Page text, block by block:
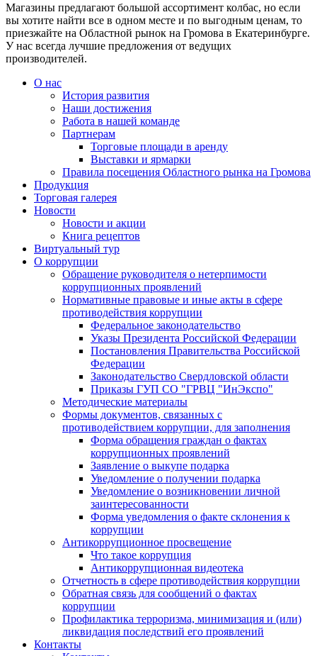
Магазины предлагают большой ассортимент колбас, но если
вы хотите найти все в одном месте и по выгодным ценам, то
приезжайте на Областной рынок на Громова в Екатеринбурге.
У нас всегда лучшие предложения от ведущих
производителей.
О нас
История развития
Наши достижения
Работа в нашей команде
Партнерам
Торговые площади в аренду
Выставки и ярмарки
Правила посещения Областного рынка на Громова
Продукция
Торговая галерея
Новости
Новости и акции
Книга рецептов
Виртуальный тур
О коррупции
Обращение руководителя о нетерпимости
коррупционных проявлений
Нормативные правовые и иные акты в сфере
противодействия коррупции
Федеральное законодательство
Указы Президента Российской Федерации
Постановления Правительства Российской
Федерации
Законодательство Свердловской области
Приказы ГУП СО "ГРВЦ "ИнЭкспо"
Методические материалы
Формы документов, связанных с
противодействием коррупции, для заполнения
Форма обращения граждан о фактах
коррупционных проявлений
Заявление о выкупе подарка
Уведомление о получении подарка
Уведомление о возникновении личной
заинтересованности
Форма уведомления о факте склонения к
коррупции
Антикоррупционное просвещение
Что такое коррупция
Антикоррупционная видеотека
Отчетность в сфере противодействия коррупции
Обратная связь для сообщений о фактах
коррупции
Профилактика терроризма, минимизация и (или)
ликвидация последствий его проявлений
Контакты